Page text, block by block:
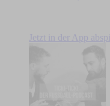
Jetzt in der App